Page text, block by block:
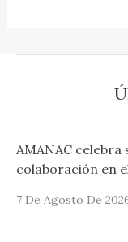
AMANAC
colaboración en
7 De Agosto De